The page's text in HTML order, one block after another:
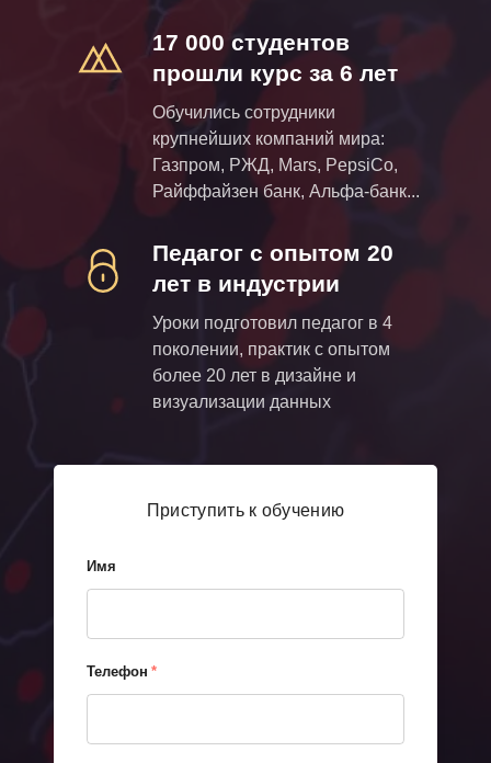
17 000 студентов
прошли курс за 6 лет
Обучились сотрудники
крупнейших компаний мира:
Газпром, РЖД, Mars, PepsiCo,
Райффайзен банк, Альфа-банк...
Педагог с опытом 20
лет в индустрии
Уроки подготовил педагог в 4
поколении, практик с опытом
более 20 лет в дизайне и
визуализации данных
Приступить к обучению
Имя
Телефон *